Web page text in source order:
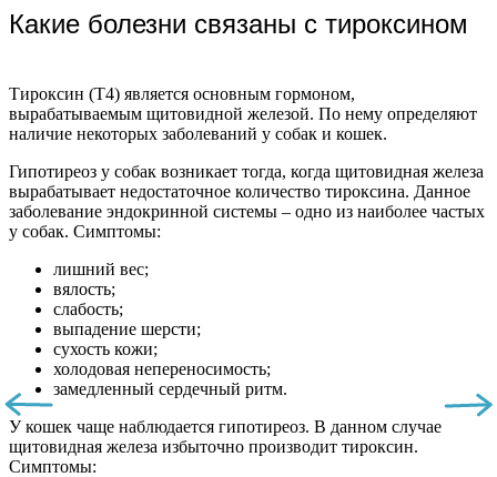
Какие болезни связаны с тироксином
Тироксин (T4) является основным гормоном,
вырабатываемым щитовидной железой. По нему определяют
наличие некоторых заболеваний у собак и кошек.
Гипотиреоз у собак возникает тогда, когда щитовидная железа
вырабатывает недостаточное количество тироксина. Данное
заболевание эндокринной системы – одно из наиболее частых
у собак. Симптомы:
лишний вес;
вялость;
слабость;
выпадение шерсти;
сухость кожи;
холодовая непереносимость;
замедленный сердечный ритм.
У кошек чаще наблюдается гипотиреоз. В данном случае
щитовидная железа избыточно производит тироксин.
Симптомы: